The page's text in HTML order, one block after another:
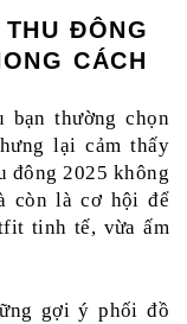
ĐÔNG
CÁCH
thường chọn
lại cảm thấy
đông 2025 không
còn là cơ hội để
tinh tế, vừa ấm
gợi ý phối đồ